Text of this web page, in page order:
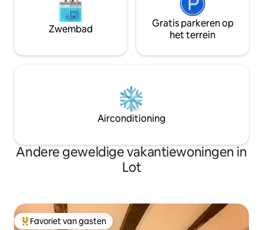
Zwembad
Gratis parkeren op
het terrein
Airconditioning
Andere geweldige vakantiewoningen in
Lot
Topfavoriet van gasten
Favoriet van gasten